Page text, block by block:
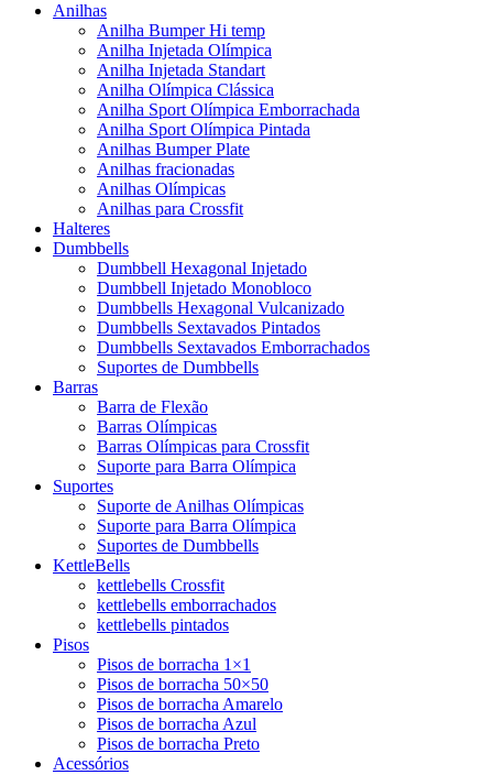
Anilhas
Anilha Bumper Hi temp
Anilha Injetada Olímpica
Anilha Injetada Standart
Anilha Olímpica Clássica
Anilha Sport Olímpica Emborrachada
Anilha Sport Olímpica Pintada
Anilhas Bumper Plate
Anilhas fracionadas
Anilhas Olímpicas
Anilhas para Crossfit
Halteres
Dumbbells
Dumbbell Hexagonal Injetado
Dumbbell Injetado Monobloco
Dumbbells Hexagonal Vulcanizado
Dumbbells Sextavados Pintados
Dumbbells Sextavados Emborrachados
Suportes de Dumbbells
Barras
Barra de Flexão
Barras Olímpicas
Barras Olímpicas para Crossfit
Suporte para Barra Olímpica
Suportes
Suporte de Anilhas Olímpicas
Suporte para Barra Olímpica
Suportes de Dumbbells
KettleBells
kettlebells Crossfit
kettlebells emborrachados
kettlebells pintados
Pisos
Pisos de borracha 1×1
Pisos de borracha 50×50
Pisos de borracha Amarelo
Pisos de borracha Azul
Pisos de borracha Preto
Acessórios